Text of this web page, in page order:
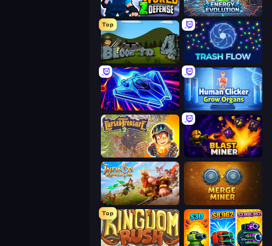
World Z Defense - Zombie Defense Energy Evolution
Top
Bloons Tower Defense 4 Trash Flow
Stellar Swarm Human Clicker: Grow Organs
Cursed Treasure 2 Blast Miner
Infinity Kingdom Merge Miner
Top